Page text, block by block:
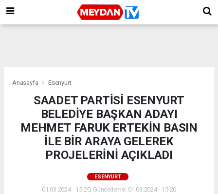
Anasayfa Esenyurt
SAADET PARTİSİ ESENYURT
BELEDİYE BAŞKAN ADAYI
MEHMET FARUK ERTEKİN BASIN
İLE BİR ARAYA GELEREK
PROJELERİNİ AÇIKLADI
ESENYURT
01.03.2024 - 15:20, Güncelleme: 01.03.2024 - 15:20